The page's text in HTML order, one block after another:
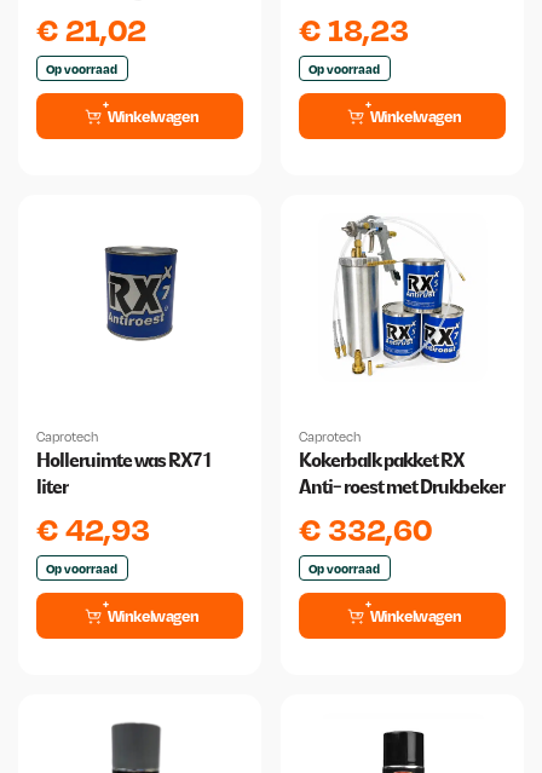
€21,02
Op voorraad
Winkelwagen
€18,23
Op voorraad
Winkelwagen
Caprotech
Holleruimte was RX7 1
liter
€42,93
Op voorraad
Winkelwagen
Caprotech
Kokerbalk pakket RX
Anti- roest met Drukbeker
€ 332,60
Op voorraad
Winkelwagen